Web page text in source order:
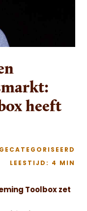
heeft
LEESTIJD: 4 MIN
Toolbox zet